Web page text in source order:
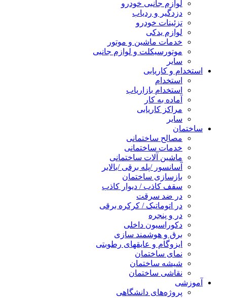
لوازم جانبی خودرو
دزدگیر و ردیاب
تزئینات خودرو
لوازم یدکی
خدمات ماشین و موتور
موتورسیکلت و لوازم جانبی
سایر
استخدام و کاریابی
استخدام
استخدام بازاریاب
آماده به کار
مراکز کاریابی
سایر
ساختمان
مصالح ساختمانی
خدمات ساختمانی
ماشین آلات ساختمانی
آسانسور /پله برقی /بالابر
بازسازی ساختمان
سقف کاذب / دیوار کاذب
در ضد سرقت
در اتوماتیک / کرکره برقی
در و پنجره
دکوراسیون داخلی
برق و هوشمند سازی
ایزوگام و عایقهای رطوبتی
نمای ساختمان
شیشه ساختمان
نقاشی ساختمان
آموزشی
پروژه‌های دانشگاهی